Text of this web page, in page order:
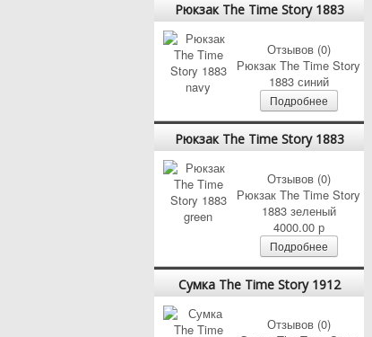
Рюкзак The Time Story 1883
navy
Отзывов (0)
Рюкзак The Time Story
1883 синий
Подробнее
Рюкзак The Time Story 1883
green
Отзывов (0)
Рюкзак The Time Story
1883 зеленый
4000.00 р
Подробнее
Сумка The Time Story 1912
black
Отзывов (0)